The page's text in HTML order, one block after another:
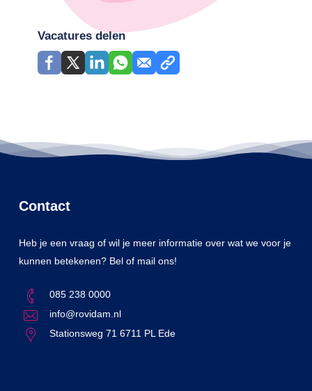
Vacatures delen
Contact
Heb je een vraag of wil je meer informatie over wat we voor je
kunnen betekenen? Bel of mail ons!
085 238 0000
info@rovidam.nl
Stationsweg 71 6711 PL Ede